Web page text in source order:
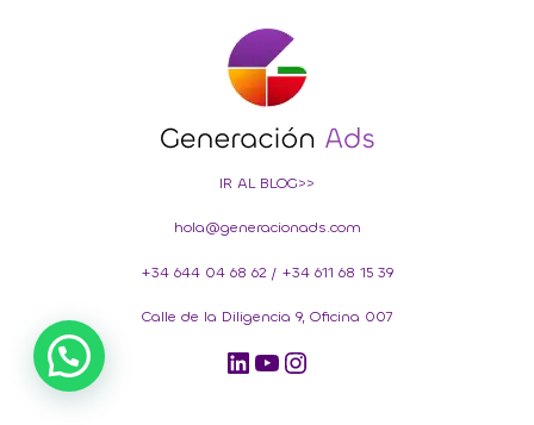
IR AL BLOG>>
hola@generacionads.com
+34 644 04 68 62 / +34 611 68 15 39
Calle de la Diligencia 9, Oficina 007
LinkedIn
YouTube
Instagram